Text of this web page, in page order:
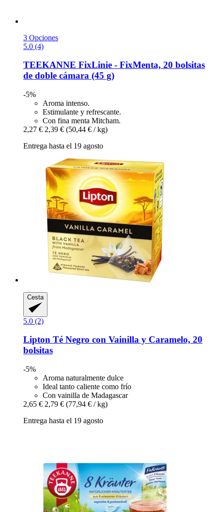
3 Opciones
5.0 (4)
TEEKANNE FixLinie -​ FixMenta, 20 bolsitas
de doble cámara (45 g)
-5%
Aroma intenso.
Estimulante y refrescante.
Con fina menta Mitcham.
2,27 € 2,39 € (50,44 € / kg)
Entrega hasta el 19 agosto
Cesta
5.0 (2)
Lipton Té Negro con Vainilla y Caramelo, 20
bolsitas
-5%
Aroma naturalmente dulce
Ideal tanto caliente como frío
Con vainilla de Madagascar
2,65 € 2,79 € (77,94 € / kg)
Entrega hasta el 19 agosto